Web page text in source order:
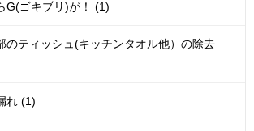
G(ゴキブリ)が！ (1)
のティッシュ(キッチンタオル他）の除去
れ (1)